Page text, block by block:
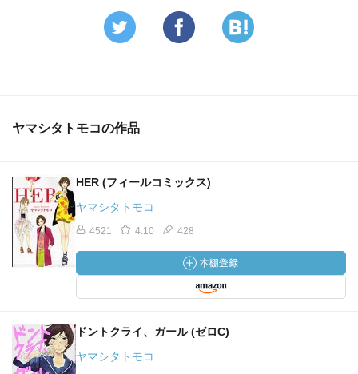
ヤマシタトモコの作品
HER (フィールコミックス)
ヤマシタトモコ
4521 4.10 428
ドントクライ、ガール (ゼロC)
ヤマシタトモコ